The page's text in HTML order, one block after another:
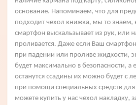
основание. Напоминаем, что для
подходит чехол книжка, мы то знаем,
смартфон выскальзывает из рук, или
проливается. Даже если Ваш
при падении или проливе жидкости,
будет максимально в безопасности, а
останутся ссадины их можно будет с
при помощи специальных средств
можете купить у нас чехол накладку,